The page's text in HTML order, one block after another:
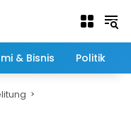
& Bisnis Politik